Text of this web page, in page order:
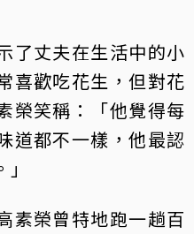
了丈夫在生活中的小
喜歡吃花生，但對花
榮笑稱：「他覺得每
道都不一樣，他最認
素榮曾特地跑一趟百